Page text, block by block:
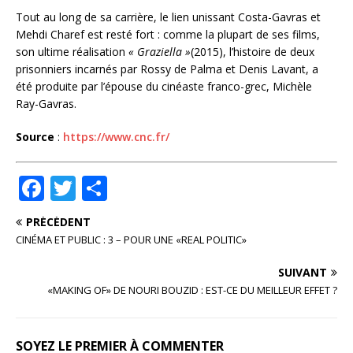
Tout au long de sa carrière, le lien unissant Costa-Gavras et
Mehdi Charef est resté fort : comme la plupart de ses films,
son ultime réalisation « Graziella »(2015), l’histoire de deux
prisonniers incarnés par Rossy de Palma et Denis Lavant, a
été produite par l’épouse du cinéaste franco-grec, Michèle
Ray-Gavras.
Source : https://www.cnc.fr/
F
a
c
b
o
T
w
it
r
ta
e
PRÉCÉDENT
CINÉMA ET PUBLIC : 3 – POUR UNE «REAL POLITIC»
SUIVANT
«MAKING OF» DE NOURI BOUZID : EST-CE DU MEILLEUR EFFET ?
SOYEZ LE PREMIER À COMMENTER